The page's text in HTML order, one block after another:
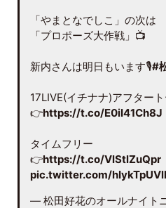
「やまとなでしこ」の次は
「プロポーズ大作戦」📺
新内さんは明日もいます🎙️#
17LIVE(イチナナ)アフター
👉https://t.co/E0iI41Ch8J
タイムフリー
👉https://t.co/VlStlZuQpr
pic.twitter.com/
— 松田好花のオールナイト